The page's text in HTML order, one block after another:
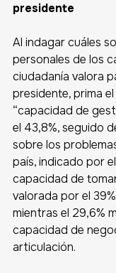
presidente
Al indagar cuáles
personales de los
ciudadanía valora
presidente, prima
“capacidad de
el 43,8%, seguido
sobre los
país, indicado por
capacidad de
valorada por el
mientras el 29,6%
capacidad de
articulación.